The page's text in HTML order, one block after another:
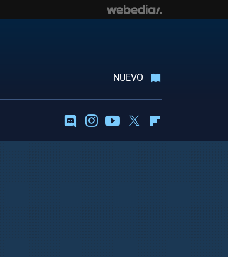
NUEVO
DiscordInstagramYoutubeTwitter